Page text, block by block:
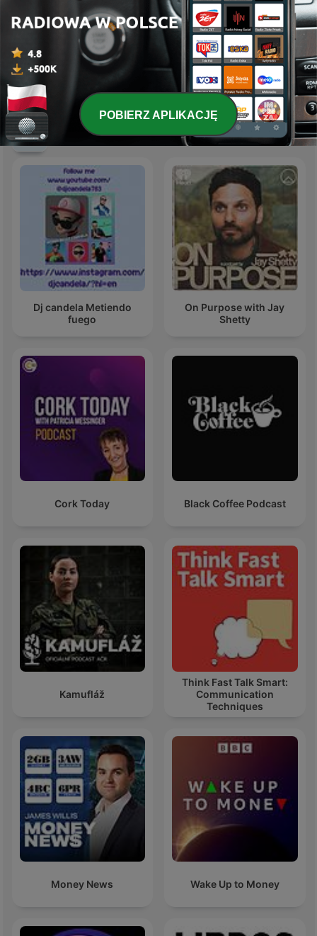
BVH Podcast
Międzynarodowe podcasty: Biznes
Dj candela Metiendo
fuego
On Purpose with Jay
Shetty
Cork Today Black Coffee Podcast
Kamufláž
Think Fast Talk Smart:
Communication
Techniques
Money News Wake Up to Money
POBIERZ APLIKACJĘ